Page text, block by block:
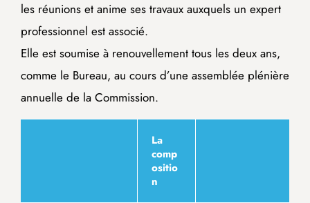
les réunions et anime ses travaux auxquels un expert
professionnel est associé.
Elle est soumise à renouvellement tous les deux ans,
comme le Bureau, au cours d’une assemblée plénière
annuelle de la Commission.
La
comp
ositio
n